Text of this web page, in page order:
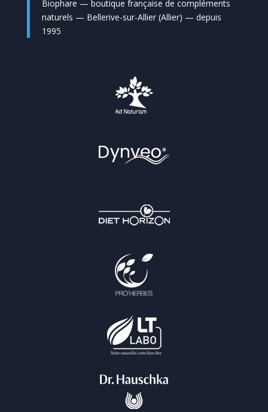
Biophare — boutique française de compléments
naturels — Bellerive-sur-Allier (Allier) — depuis
1995